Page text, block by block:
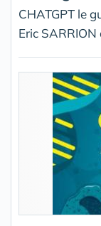
CHATGPT le
Eric SARRION